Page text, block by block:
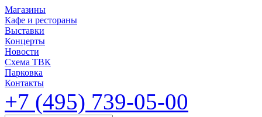
Магазины
Кафе и рестораны
Выставки
Концерты
Новости
Схема ТВК
Парковка
Контакты
+7 (495) 739-05-00